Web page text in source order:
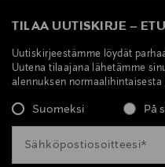
TILAA UUTISKIRJE –
Uutiskirjeestämme löydät
Uutena tilaajana lähetämme
alennuksen
Suomeksi På